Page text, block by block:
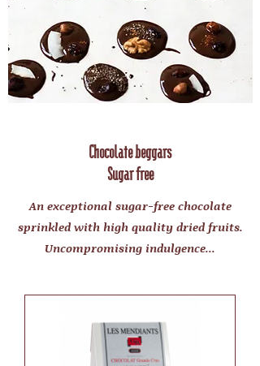
Chocolate beggars
Sugar free
An exceptional sugar-free chocolate
sprinkled with high quality dried fruits.
Uncompromising indulgence...